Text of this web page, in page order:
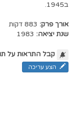
ב1945.
אורך פרק: 883 דקות
שנת יציאה: 1983
קבל התראות על
הצע עריכה